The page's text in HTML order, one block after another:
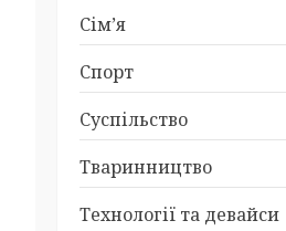
Сім’я
Спорт
Суспільство
Тваринництво
Технології та девайси